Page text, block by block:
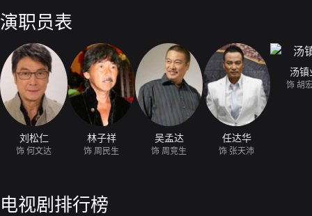
演职员表
刘松仁
饰 何文达
林子祥
饰 周民生
吴孟达
饰 周竞生
任达华
饰 张天沛
汤镇
饰 胡
电视剧排行榜